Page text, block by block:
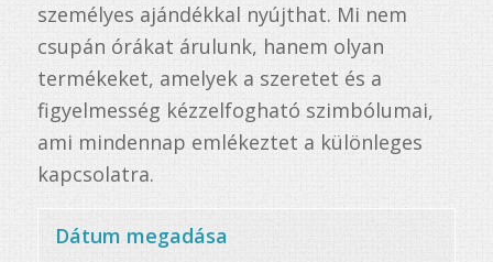
személyes ajándékkal nyújthat. Mi nem
csupán órákat árulunk, hanem olyan
termékeket, amelyek a szeretet és a
figyelmesség kézzelfogható szimbólumai,
ami mindennap emlékeztet a különleges
kapcsolatra.
Dátum megadása